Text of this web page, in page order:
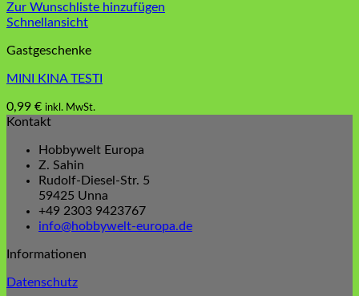
Zur Wunschliste hinzufügen
Schnellansicht
Gastgeschenke
MINI KINA TESTI
0,99 € inkl. MwSt.
Dieses
weist
mehrere
Varianten
Optionen
auf
Produktseite
Kontakt
Hobbywelt Europa
Z. Sahin
Rudolf-Diesel-Str. 5
59425 Unna
+49 2303 9423767
info@hobbywelt-europa.de
Informationen
Datenschutz